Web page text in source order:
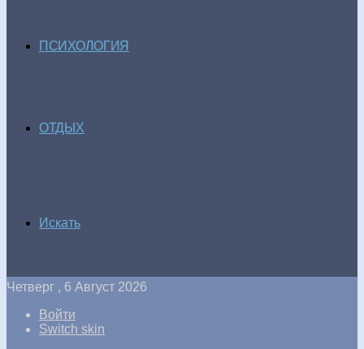
ПСИХОЛОГИЯ
ОТДЫХ
Искать
Четверг , 6 Август 2026
Войти
Switch skin